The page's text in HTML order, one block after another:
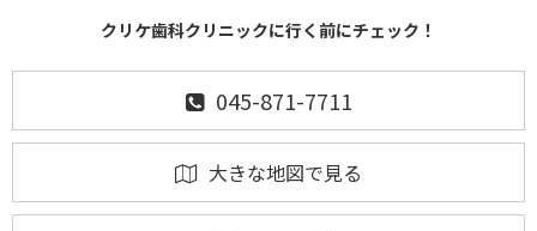
クリケ歯科クリニックに行く前にチェック！
045-871-7711
大きな地図で見る